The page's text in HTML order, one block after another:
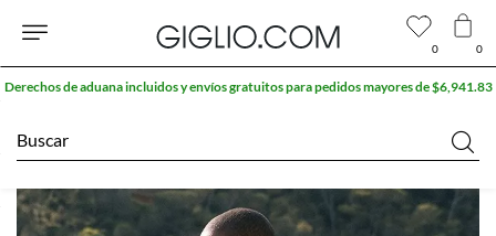
0 0
Buscar
Derechos de aduana incluidos y envíos gratuitos para pedidos mayores de $6,941.83